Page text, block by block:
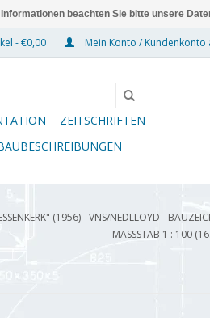
- €0,00 Mein Konto / Kundenkonto
ZEITSCHRIFTEN
(1956) - VNS/NEDLLOYD -
MASSSTAB 1 : 100
beachten Sie bitte unsere